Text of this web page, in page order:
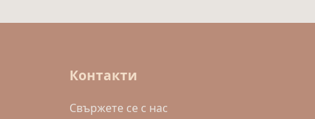
Контакти
Свържете се с нас